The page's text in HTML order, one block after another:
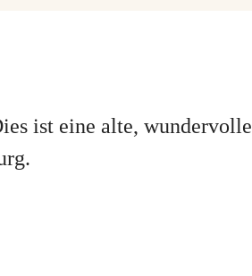
ist eine alte, wundervolle